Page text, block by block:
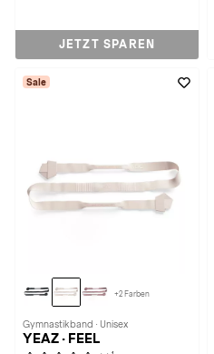
JETZT SPAREN
Sale
+2 Farben
Gymnastikband · Unisex
YEAZ · FEEL